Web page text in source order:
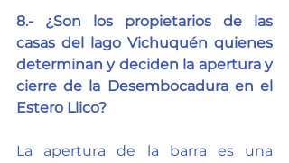
8.- ¿Son los propietarios de las
casas del lago Vichuquén quienes
determinan y deciden la apertura y
cierre de la Desembocadura en el
Estero Llico?
La apertura de la barra es una